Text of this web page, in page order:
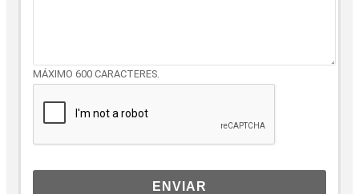
MÁXIMO 600 CARACTERES.
ENVIAR